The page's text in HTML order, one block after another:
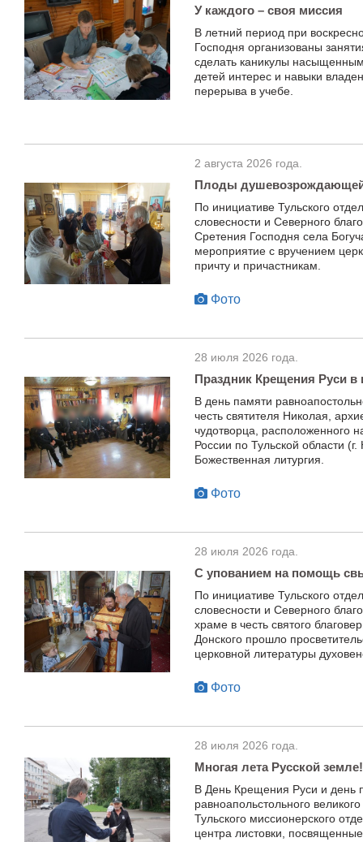
У каждого – своя миссия
В летний период при
Господня организованы
сделать каникулы
детей интерес и навыки
перерыва в учебе.
2 августа 2026 года.
Плоды душевозрождающей
По инициативе Тульского
словесности и Северного
Сретения Господня села
мероприятие с вручением
причту и причастникам.
Фото
28 июля 2026 года.
Праздник Крещения Руси
В день памяти
честь святителя Николая,
чудотворца,
России по Тульской области
Божественная литургия.
Фото
28 июля 2026 года.
С упованием на помощь
По инициативе Тульского
словесности и Северного
храме в честь святого
Донского прошло
церковной литературы
Фото
28 июля 2026 года.
Многая лета Русской земле!
В День Крещения Руси и день
равноапольстольного
Тульского миссионерского
центра листовки,